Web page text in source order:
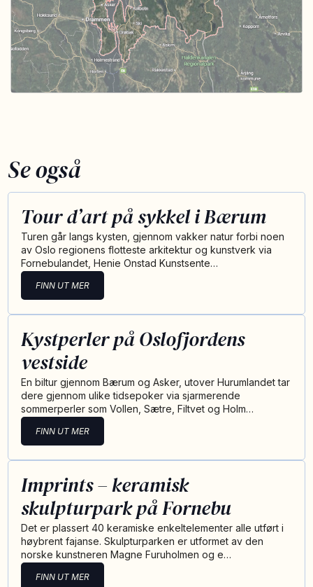
Se også
Tour d’art på sykkel i Bærum
Turen går langs kysten, gjennom vakker natur forbi noen
av Oslo regionens flotteste arkitektur og kunstverk via
Fornebulandet, Henie Onstad Kunstsente…
FINN UT MER
Kystperler på Oslofjordens
vestside
En biltur gjennom Bærum og Asker, utover Hurumlandet tar
dere gjennom ulike tidsepoker via sjarmerende
sommerperler som Vollen, Sætre, Filtvet og Holm…
FINN UT MER
Imprints – keramisk
skulpturpark på Fornebu
Det er plassert 40 keramiske enkeltelementer alle utført i
høybrent fajanse. Skulpturparken er utformet av den
norske kunstneren Magne Furuholmen og e…
FINN UT MER